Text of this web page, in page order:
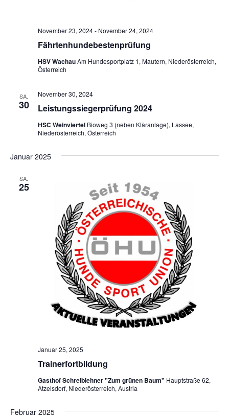
Fährtenhundebestenprüfung
November 23, 2024- November 24, 2024
HSV WachauAm Hundesportplatz 1, Mautern, Niederösterreich,
Österreich
SA.
30 Leistungssiegerprüfung 2024
November 30, 2024
HSC Weinviertel Bioweg 3 (neben Kläranlage), Lassee,
Niederösterreich, Österreich
Januar 2025
SA.
25
Trainerfortbildung
Januar 25, 2025
Gasthof Schreiblehner "Zum grünen Baum" Hauptstraße 62,
Atzelsdorf, Niederösterreich, Austria
Februar 2025